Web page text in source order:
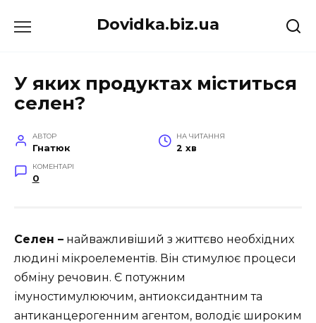
до
Dovidka.biz.ua
У яких продуктах міститься
селен?
АВТОР
Гнатюк
НА ЧИТАННЯ
2 хв
КОМЕНТАРІ
0
Селен – найважливіший з життєво необхідних
людині мікроелементів. Він стимулює процеси
обміну речовин. Є потужним
імуностимулюючим, антиоксидантним та
антиканцерогенним агентом, володіє широким